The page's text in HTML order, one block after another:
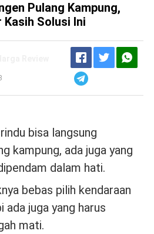
Pulang Kampung,
Solusi Ini
bisa langsung
kampung, ada juga yang
dalam hati.
bebas pilih kendaraan
ada juga yang harus
mati.